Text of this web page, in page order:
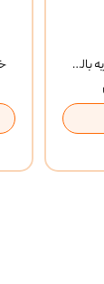
غذای خشک روزانه گربه بالغ مفید MoFeed Adult Daily Cat Food وزن 2 کیلوگرم